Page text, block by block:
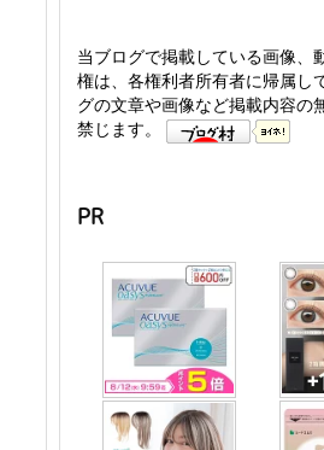
当ブログで掲載している画像、
権は、各権利者所有者に帰属し
グの文章や画像など掲載内容の
禁じます。
PR